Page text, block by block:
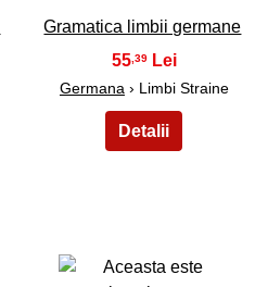
Gramatica limbii germane
55,39
Germana › Limbi Straine